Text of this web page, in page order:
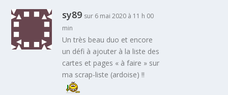
sy89 sur 6 mai 2020 à 11 h 00
min
Un très beau duo et encore
un défi à ajouter à la liste des
cartes et pages « à faire » sur
ma scrap-liste (ardoise) !!